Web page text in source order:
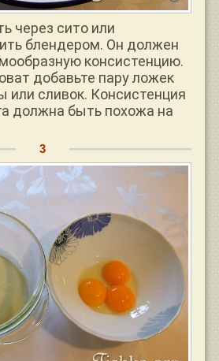
через сито или
блендером. Он должен
консистенцию.
добавьте пару ложек
или сливок. Консистенция
должна быть похожа на